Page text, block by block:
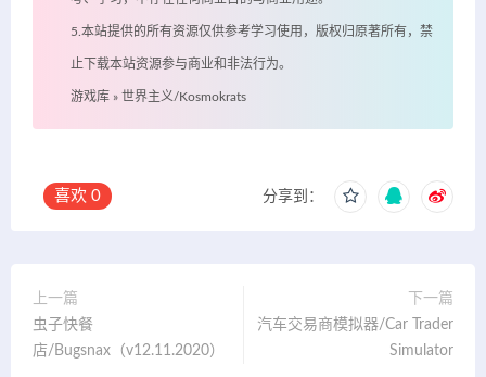
5.本站提供的所有资源仅供参考学习使用，版权归原著所有，禁
止下载本站资源参与商业和非法行为。
游戏库 » 世界主义/Kosmokrats
喜欢 0 分享到：
上一篇
虫子快餐
店/Bugsnax（v12.11.2020）
下一篇
汽车交易商模拟器/Car Trader
Simulator